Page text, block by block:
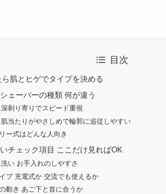
目次
肌とヒゲでタイプを決める
ェーバーの種類 何が違う
剃り寄りでスピード重視
当たりがやさしめで輪郭に追従しやすい
ー式はどんな人向き
チェック項目 ここだけ見ればOK
い お手入れのしやすさ
プ 充電式か 交流でも使えるか
動き あご下と首に合うか